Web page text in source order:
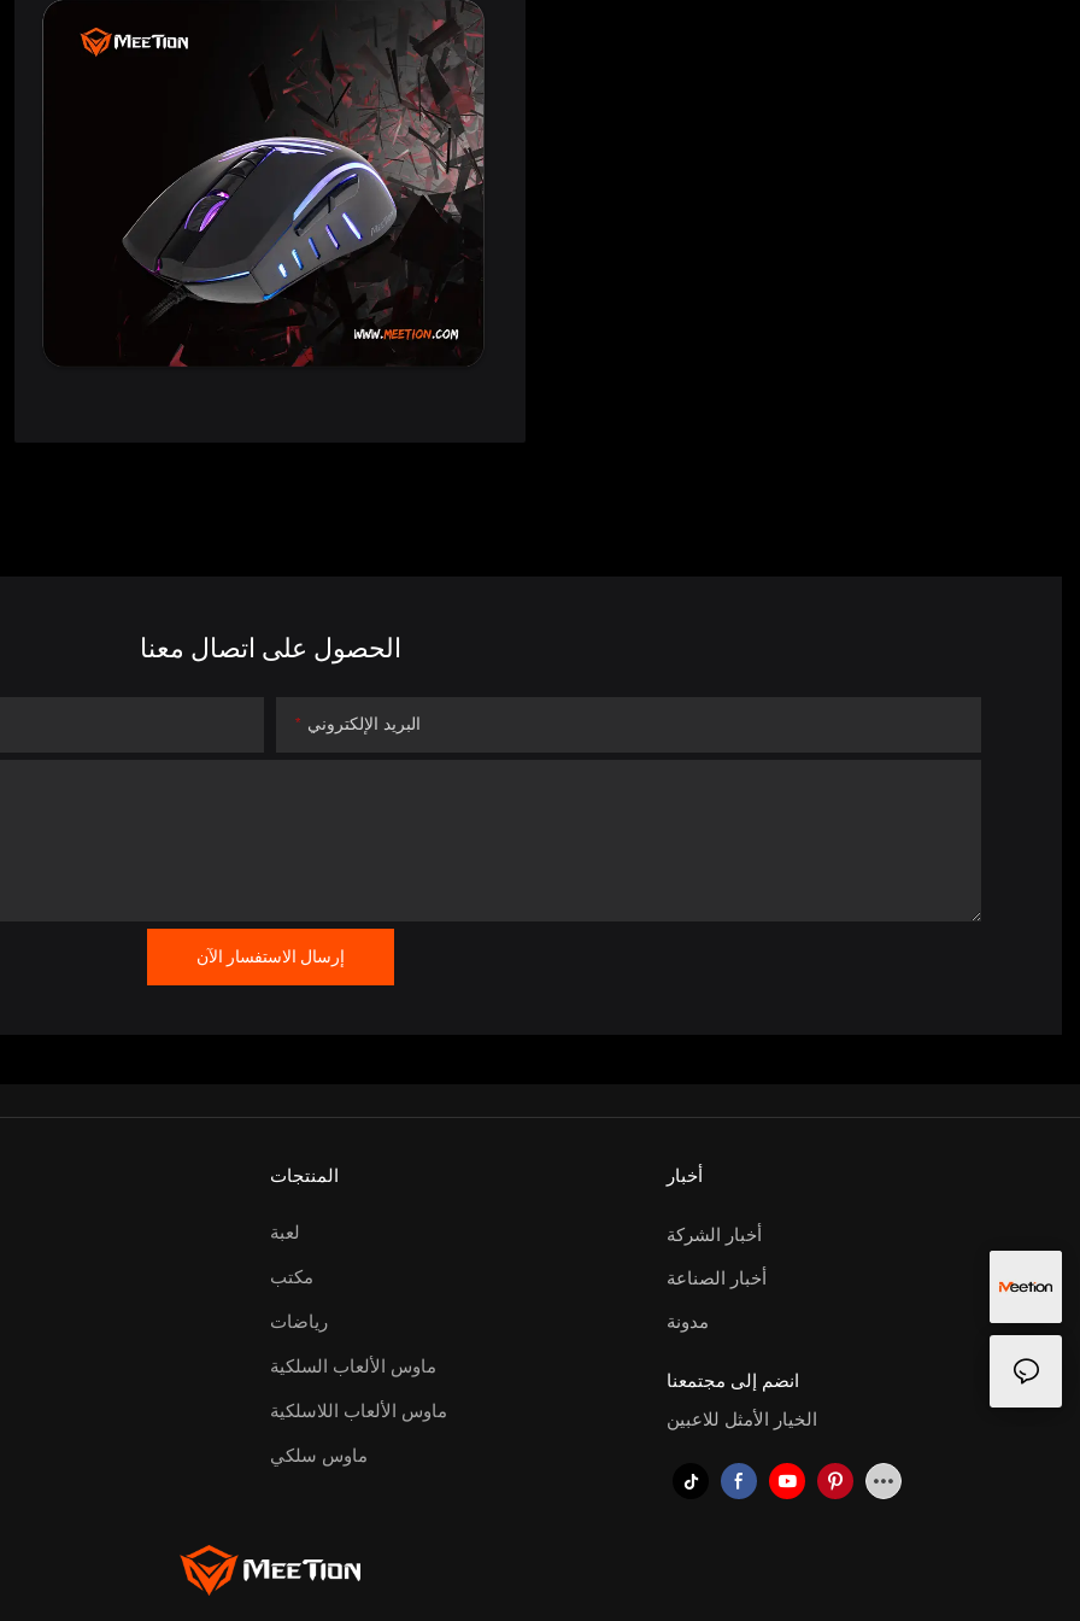
الحصول على اتصال معنا
البريد الإلكتروني
إرسال الاستفسار الآن
المنتجات
لعبة
مكتب
رياضات
ماوس الألعاب السلكية
ماوس الألعاب اللاسلكية
ماوس سلكي
أخبار
أخبار الشركة
أخبار الصناعة
مدونة
انضم إلى مجتمعنا
الخيار الأمثل للاعبين